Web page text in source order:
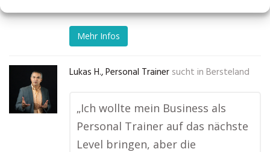
Mehr Infos
Lukas H., Personal Trainer sucht in Bersteland
„Ich wollte mein Business als
Personal Trainer auf das nächste
Level bringen, aber die